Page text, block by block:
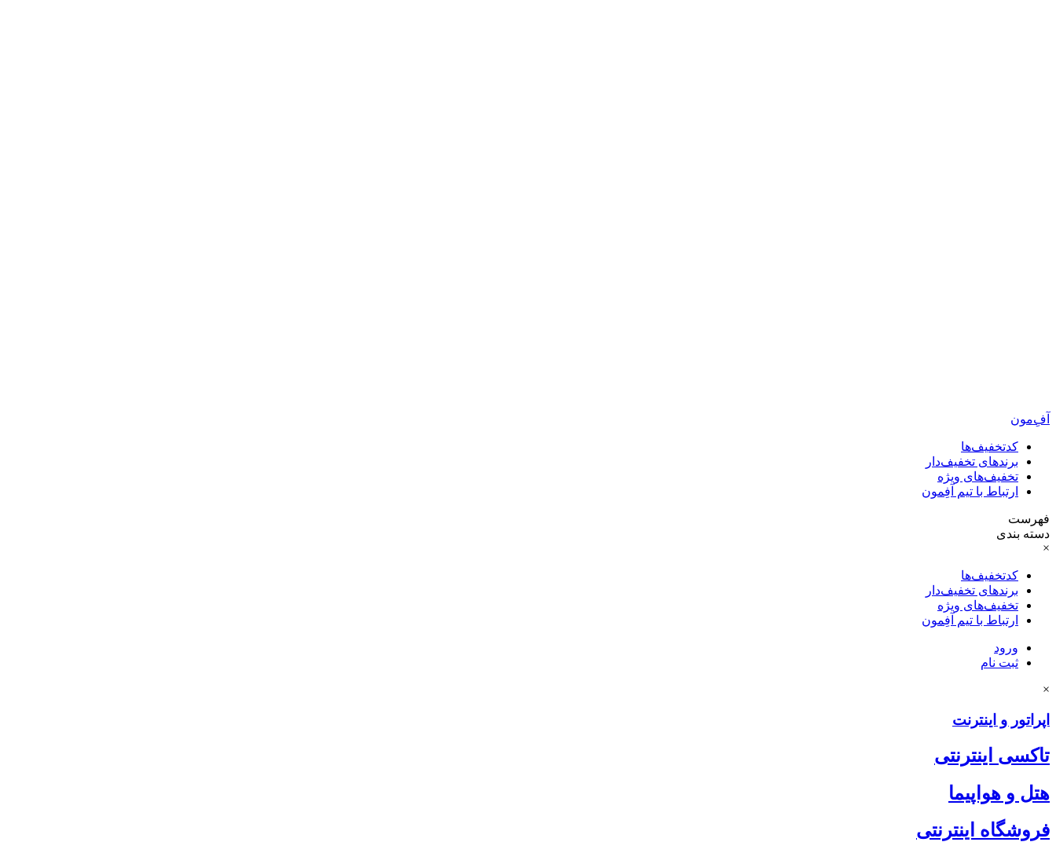
آفِ‌مون
کدتخفیف‌ها
برندهای تخفیف‌دار
تخفیف‌های ویژه
ارتباط با تیم آفِمون
فهرست
دسته بندی
×
کدتخفیف‌ها
برندهای تخفیف‌دار
تخفیف‌های ویژه
ارتباط با تیم آفِمون
ورود
ثبت نام
×
اپراتور و اینترنت
تاکسی اینترنتی
هتل و هواپیما
فروشگاه اینترنتی